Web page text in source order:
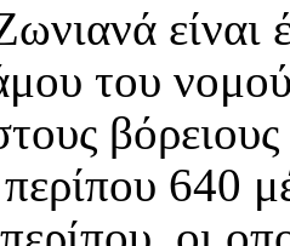
είναι
του
640